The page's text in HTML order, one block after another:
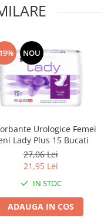
NOU
Urologice Femei
Lady Plus 15 Bucati
27,06 Lei
21,95 Lei
IN STOC
ADAUGA IN COS